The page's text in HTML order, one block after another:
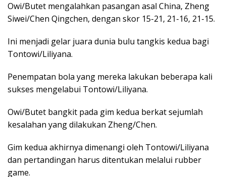
Owi/Butet mengalahkan pasangan asal China, Zheng
Siwei/Chen Qingchen, dengan skor 15-21, 21-16, 21-15.
Ini menjadi gelar juara dunia bulu tangkis kedua bagi
Tontowi/Liliyana.
Penempatan bola yang mereka lakukan beberapa kali
sukses mengelabui Tontowi/Liliyana.
Owi/Butet bangkit pada gim kedua berkat sejumlah
kesalahan yang dilakukan Zheng/Chen.
Gim kedua akhirnya dimenangi oleh Tontowi/Liliyana
dan pertandingan harus ditentukan melalui rubber
game.